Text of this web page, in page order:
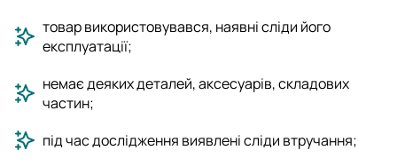
товар використовувався, наявні сліди його
експлуатації;
немає деяких деталей, аксесуарів, складових
частин;
під час дослідження виявлені сліди втручання;